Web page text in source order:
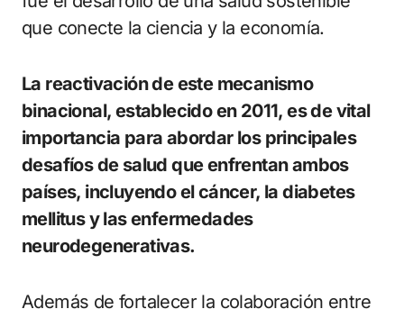
que conecte la ciencia y la economía.
La reactivación de este mecanismo
binacional, establecido en 2011, es de vital
importancia para abordar los principales
desafíos de salud que enfrentan ambos
países, incluyendo el cáncer, la diabetes
mellitus y las enfermedades
neurodegenerativas.
Además de fortalecer la colaboración entre